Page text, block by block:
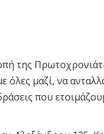
της
όλες μαζί, να
που